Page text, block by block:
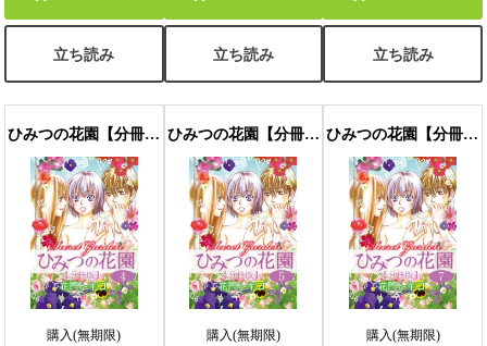
立ち読み 立ち読み 立ち読み
ひみつの花園【分冊版】 4話
購入(無期限)
ひみつの花園【分冊版】 5話
購入(無期限)
ひみつの花園【分冊版】 7話
購入(無期限)